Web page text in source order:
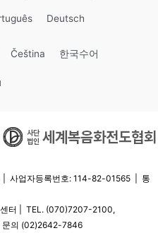
Deutsch
Čeština 한국수어
| 사업자등록번호: 114-82-01565 | 통
터 | TEL. (070)7207-2100,
의 (02)2642-7846